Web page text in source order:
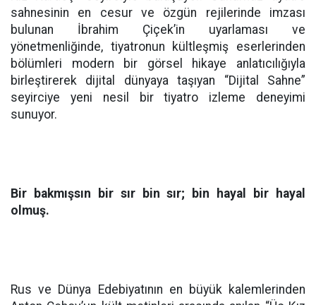
sahnesinin en cesur ve özgün rejilerinde imzası
bulunan İbrahim Çiçek’in uyarlaması ve
yönetmenliğinde, tiyatronun kültleşmiş eserlerinden
bölümleri modern bir görsel hikaye anlatıcılığıyla
birleştirerek dijital dünyaya taşıyan “Dijital Sahne”
seyirciye yeni nesil bir tiyatro izleme deneyimi
sunuyor.
Bir bakmışsın bir sır bin sır; bin hayal bir hayal
olmuş.
Rus ve Dünya Edebiyatının en büyük kalemlerinden